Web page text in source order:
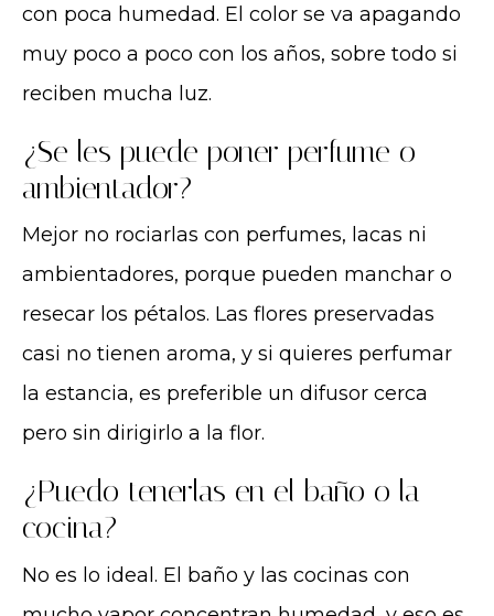
con poca humedad. El color se va apagando
muy poco a poco con los años, sobre todo si
reciben mucha luz.
¿Se les puede poner perfume o
ambientador?
Mejor no rociarlas con perfumes, lacas ni
ambientadores, porque pueden manchar o
resecar los pétalos. Las flores preservadas
casi no tienen aroma, y si quieres perfumar
la estancia, es preferible un difusor cerca
pero sin dirigirlo a la flor.
¿Puedo tenerlas en el baño o la
cocina?
No es lo ideal. El baño y las cocinas con